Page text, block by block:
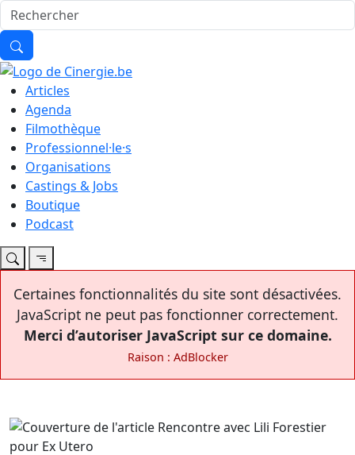
Articles
Agenda
Filmothèque
Professionnel·le·s
Organisations
Castings & Jobs
Boutique
Podcast
Certaines fonctionnalités du site sont désactivées.
JavaScript ne peut pas fonctionner correctement.
Merci d’autoriser JavaScript sur ce domaine.
Raison : AdBlocker